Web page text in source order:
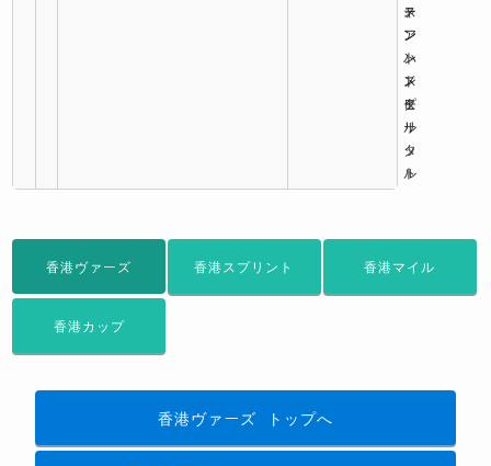
ス
ア
ン
ド
モ
ル
タ
ル
ャ
ン
ト
ス
ピ
リ
ッ
ト
テ
ン
ハ
ン
タ
ー
香港ヴァーズ 香港スプリント 香港マイル
香港カップ
香港ヴァーズ トップへ